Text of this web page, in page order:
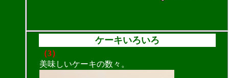
ケーキいろいろ
（3）
美味しいケーキの数々。